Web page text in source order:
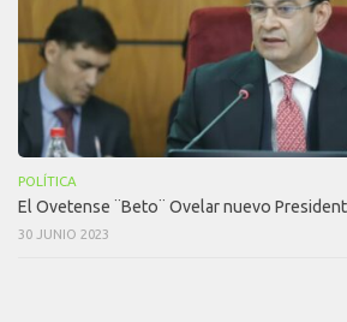
POLÍTICA
El Ovetense ¨Beto¨ Ovelar nuevo
30 JUNIO 2023